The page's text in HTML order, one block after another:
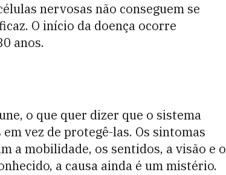
nervosas não conseguem se
O início da doença ocorre
anos.
o que quer dizer que o sistema
vez de protegê-las. Os sintomas
a mobilidade, os sentidos, a visão e o
a causa ainda é um mistério.